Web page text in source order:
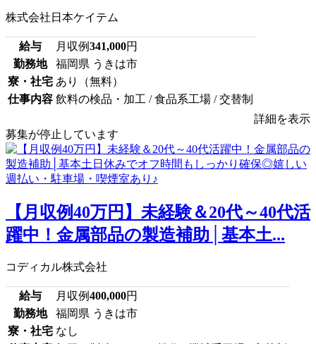
株式会社日本ケイテム
給与 月収例341,000円
勤務地
福岡県 うきは市
寮・社宅 あり（無料）
仕事内容 飲料の検品・加工 / 食品系工場 / 交替制
詳細を表示
募集が停止しています
【月収例40万円】未経験＆20代～40代活
躍中！金属部品の製造補助│基本土...
コディカル株式会社
給与 月収例400,000円
勤務地
福岡県 うきは市
寮・社宅 なし